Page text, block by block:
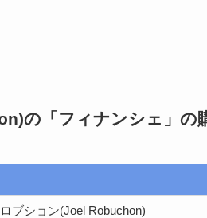
の「フィナンシェ」 の
ブション(Joel Robuchon)